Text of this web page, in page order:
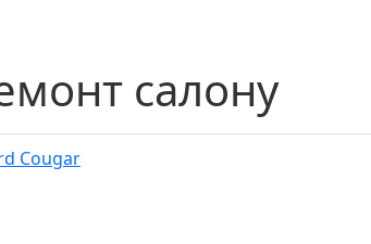
салону
Cougar